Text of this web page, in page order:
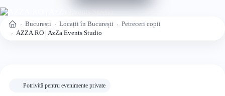
Acasă București Locații în București
Petreceri copii
AZZA.RO | AzZa Events Studio
Potrivită pentru evenimente private